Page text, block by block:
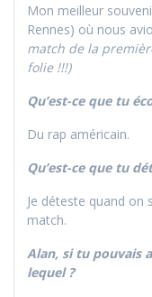
Mon meilleur
Rennes) où nous
match de la
folie !!!)
Qu’est-ce que tu
Du rap américain.
Qu’est-ce que tu
Je déteste quand on
match.
Alan, si tu pouvais
lequel ?